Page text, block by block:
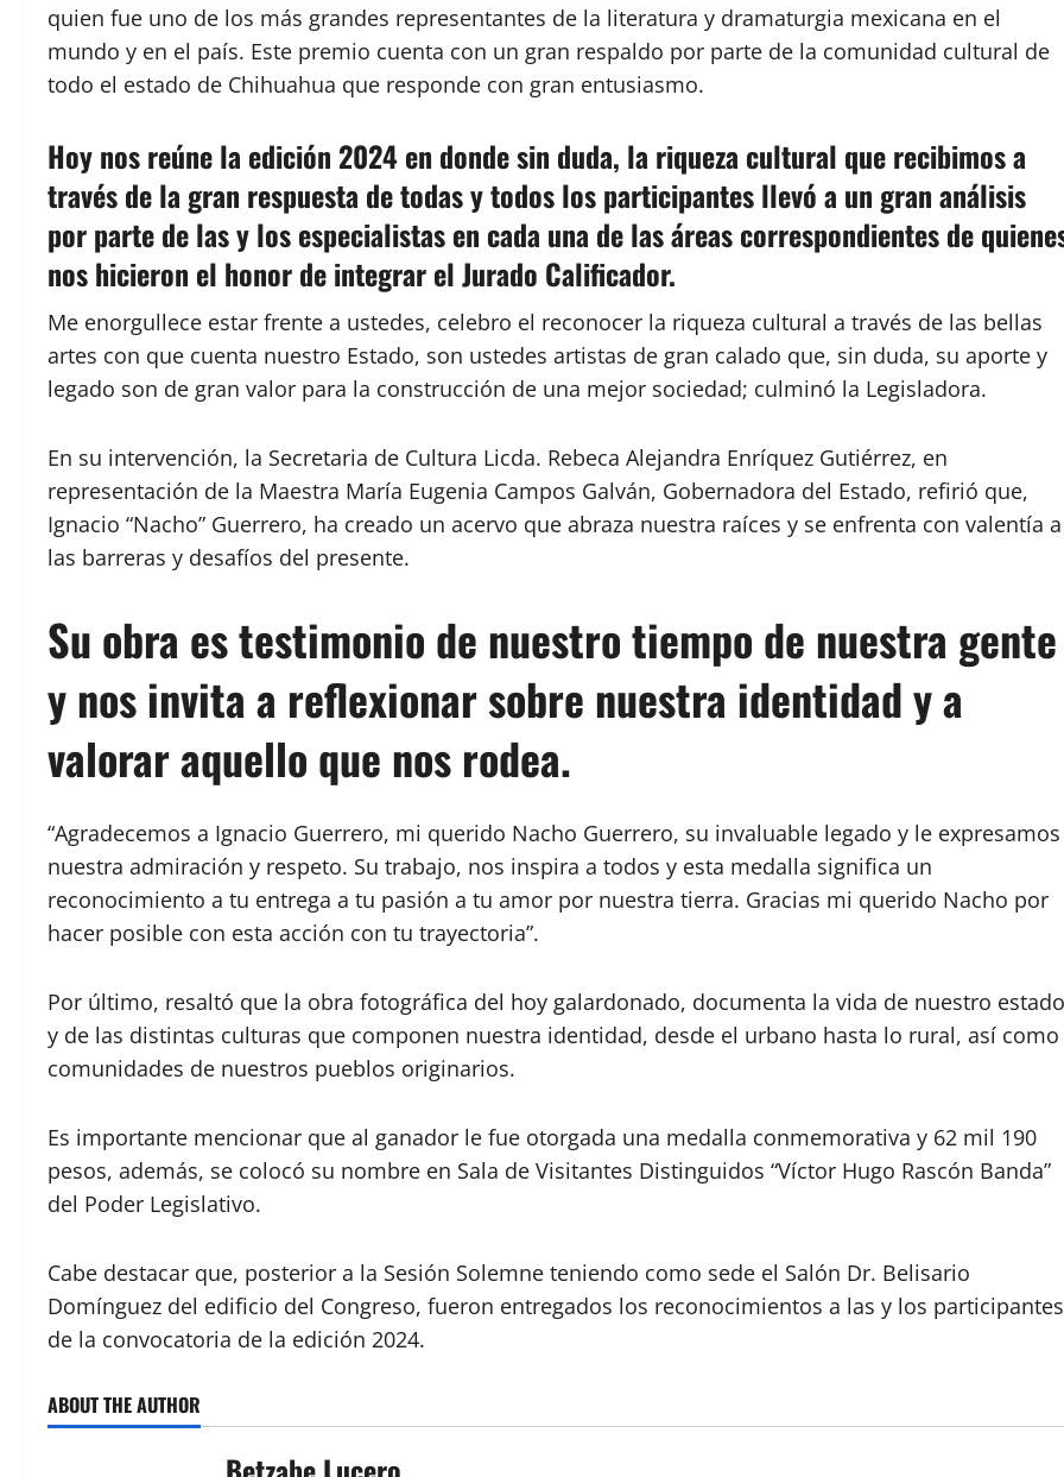
quien fue uno de los más grandes representantes de la literatura y dramaturgia mexicana en el
mundo y en el país. Este premio cuenta con un gran respaldo por parte de la comunidad cultural de
todo el estado de Chihuahua que responde con gran entusiasmo.
Hoy nos reúne la edición 2024 en donde sin duda, la riqueza cultural que recibimos a
través de la gran respuesta de todas y todos los participantes llevó a un gran análisis
por parte de las y los especialistas en cada una de las áreas correspondientes de
nos hicieron el honor de integrar el Jurado Calificador.
Me enorgullece estar frente a ustedes, celebro el reconocer la riqueza cultural a través de las bellas
artes con que cuenta nuestro Estado, son ustedes artistas de gran calado que, sin duda, su aporte y
legado son de gran valor para la construcción de una mejor sociedad; culminó la Legisladora.
En su intervención, la Secretaria de Cultura Licda. Rebeca Alejandra Enríquez Gutiérrez, en
representación de la Maestra María Eugenia Campos Galván, Gobernadora del Estado, refirió que,
Ignacio “Nacho” Guerrero, ha creado un acervo que abraza nuestra raíces y se enfrenta con valentía a
las barreras y desafíos del presente.
Su obra es testimonio de nuestro tiempo de nuestra gente
y nos invita a reflexionar sobre nuestra identidad y a
valorar aquello que nos rodea.
“Agradecemos a Ignacio Guerrero, mi querido Nacho Guerrero, su invaluable legado y le expresamos
nuestra admiración y respeto. Su trabajo, nos inspira a todos y esta medalla significa un
reconocimiento a tu entrega a tu pasión a tu amor por nuestra tierra. Gracias mi querido Nacho por
hacer posible con esta acción con tu trayectoria”.
Por último, resaltó que la obra fotográfica del hoy galardonado, documenta la vida de nuestro estado
y de las distintas culturas que componen nuestra identidad, desde el urbano hasta lo rural, así como
comunidades de nuestros pueblos originarios.
Es importante mencionar que al ganador le fue otorgada una medalla conmemorativa y 62 mil 190
pesos, además, se colocó su nombre en Sala de Visitantes Distinguidos “Víctor Hugo Rascón Banda”
del Poder Legislativo.
Cabe destacar que, posterior a la Sesión Solemne teniendo como sede el Salón Dr. Belisario
Domínguez del edificio del Congreso, fueron entregados los reconocimientos a las y los participantes
de la convocatoria de la edición 2024.
ABOUT THE AUTHOR